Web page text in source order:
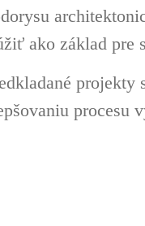
ako základ pre
procesu